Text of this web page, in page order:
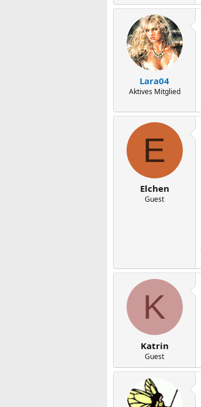
Lara04
Aktives Mitglied
E
Elchen
Guest
K
Katrin
Guest